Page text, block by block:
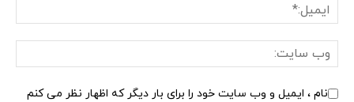
نام ، ایمیل و وب سایت خود را برای بار دیگر که اظهار نظر می کنم